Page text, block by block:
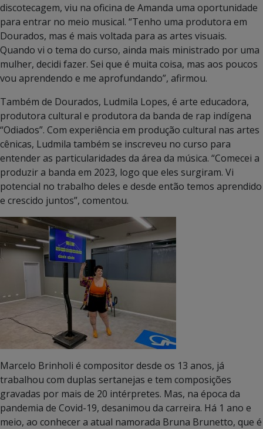
discotecagem, viu na oficina de Amanda uma oportunidade
para entrar no meio musical. “Tenho uma produtora em
Dourados, mas é mais voltada para as artes visuais.
Quando vi o tema do curso, ainda mais ministrado por uma
mulher, decidi fazer. Sei que é muita coisa, mas aos poucos
vou aprendendo e me aprofundando”, afirmou.
Também de Dourados, Ludmila Lopes, é arte educadora,
produtora cultural e produtora da banda de rap indígena
“Odiados”. Com experiência em produção cultural nas artes
cênicas, Ludmila também se inscreveu no curso para
entender as particularidades da área da música. “Comecei a
produzir a banda em 2023, logo que eles surgiram. Vi
potencial no trabalho deles e desde então temos aprendido
e crescido juntos”, comentou.
Marcelo Brinholi é compositor desde os 13 anos, já
trabalhou com duplas sertanejas e tem composições
gravadas por mais de 20 intérpretes. Mas, na época da
pandemia de Covid-19, desanimou da carreira. Há 1 ano e
meio, ao conhecer a atual namorada Bruna Brunetto, que é